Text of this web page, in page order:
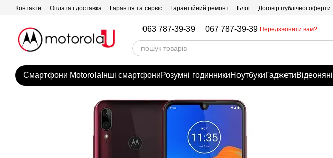
Перейти до основного контенту
Контакти Оплата і доставка Гарантія та сервіс Гарантійний ремонт Блог Договір публічної оферти
063 787-39-39 067 787-39-39 Передзвонити вам?
Смартфони Motorola Інші смартфониРозумні годинникиНоутбукиГаджетиВідеоняні